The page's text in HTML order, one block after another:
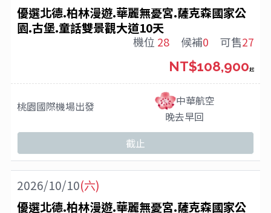
優選北德.柏林漫遊.華麗無憂宮.薩克森國家公
園.古堡.童話雙景觀大道10天
機位 28 候補0 可售27
桃園國際機場出發
中華航空
晚去早回
NT$108,900起
截止
2026/10/10(六)
優選北德.柏林漫遊.華麗無憂宮.薩克森國家公